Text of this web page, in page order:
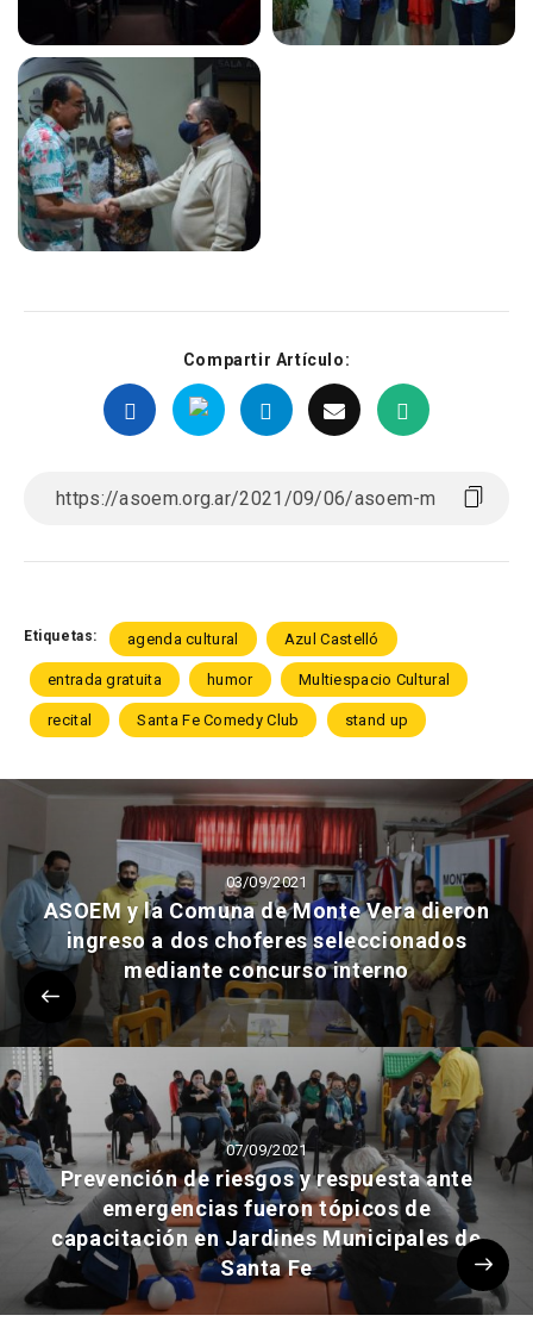
Compartir Artículo:
Etiquetas: agenda cultural Azul Castelló
entrada gratuita humor Multiespacio Cultural
recital Santa Fe Comedy Club stand up
03/09/2021
ASOEM y la Comuna de Monte Vera dieron
ingreso a dos choferes seleccionados
mediante concurso interno
07/09/2021
Prevención de riesgos y respuesta ante
emergencias fueron tópicos de
capacitación en Jardines Municipales de
Santa Fe